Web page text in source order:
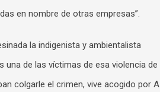
en nombre de otras empresas”.
la indigenista y ambientalista
una de las víctimas de esa violencia de
colgarle el crimen, vive acogido por